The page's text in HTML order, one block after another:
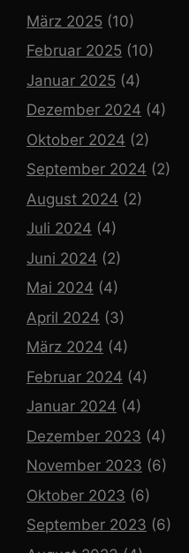
März 2025 (10)
Februar 2025 (10)
Januar 2025 (4)
Dezember 2024 (4)
Oktober 2024 (2)
September 2024 (2)
August 2024 (2)
Juli 2024 (4)
Juni 2024 (2)
Mai 2024 (4)
April 2024 (3)
März 2024 (4)
Februar 2024 (4)
Januar 2024 (4)
Dezember 2023 (4)
November 2023 (6)
Oktober 2023 (6)
September 2023 (6)